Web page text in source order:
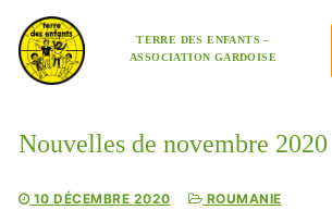
contenu
TERRE DES ENFANTS –
ASSOCIATION GARDOISE
Nouvelles de novembre 2020
10 DÉCEMBRE 2020 ROUMANIE